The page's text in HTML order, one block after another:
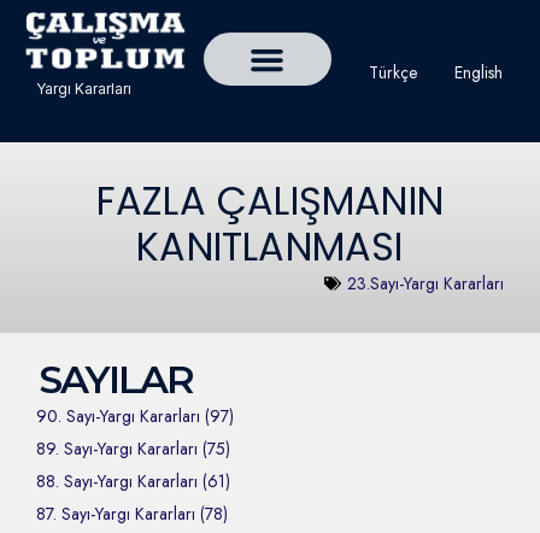
Türkçe English
Yargı Kararları
FAZLA ÇALIŞMANIN
KANITLANMASI
23.Sayı-Yargı Kararları
SAYILAR
90. Sayı-Yargı Kararları (97)
89. Sayı-Yargı Kararları (75)
88. Sayı-Yargı Kararları (61)
87. Sayı-Yargı Kararları (78)